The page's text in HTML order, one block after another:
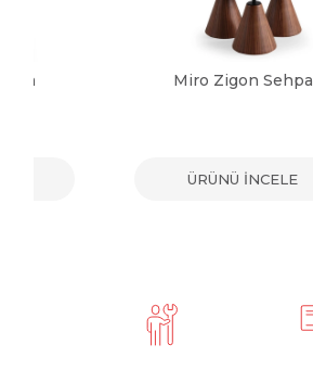
Miro Zigon Sehpa
ÜRÜNÜ İNCELE